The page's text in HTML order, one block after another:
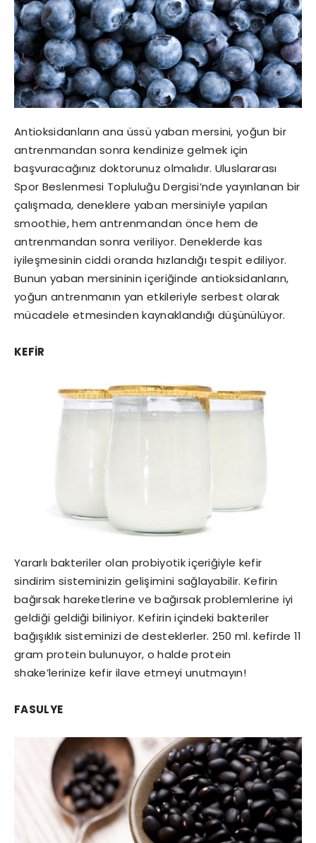
Antioksidanların ana üssü yaban mersini, yoğun bir
antrenmandan sonra kendinize gelmek için
başvuracağınız doktorunuz olmalıdır. Uluslararası
Spor Beslenmesi Topluluğu Dergisi’nde yayınlanan bir
çalışmada, deneklere yaban mersiniyle yapılan
smoothie, hem antrenmandan önce hem de
antrenmandan sonra veriliyor. Deneklerde kas
iyileşmesinin ciddi oranda hızlandığı tespit ediliyor.
Bunun yaban mersininin içeriğinde antioksidanların,
yoğun antrenmanın yan etkileriyle serbest olarak
mücadele etmesinden kaynaklandığı düşünülüyor.
KEFİR
Yararlı bakteriler olan probiyotik içeriğiyle kefir
sindirim sisteminizin gelişimini sağlayabilir. Kefirin
bağırsak hareketlerine ve bağırsak problemlerine iyi
geldiği geldiği biliniyor. Kefirin içindeki bakteriler
bağışıklık sisteminizi de desteklerler. 250 ml. kefirde 11
gram protein bulunuyor, o halde protein
shake’lerinize kefir ilave etmeyi unutmayın!
FASULYE